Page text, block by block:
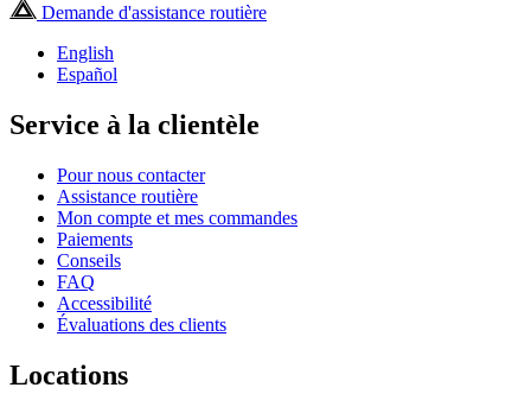
Demande d'assistance routière
English
Español
Service à la clientèle
Pour nous contacter
Assistance routière
Mon compte et mes commandes
Paiements
Conseils
FAQ
Accessibilité
Évaluations des clients
Locations